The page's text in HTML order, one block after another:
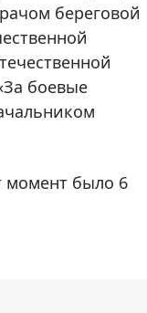
береговой
боевые
момент было 6